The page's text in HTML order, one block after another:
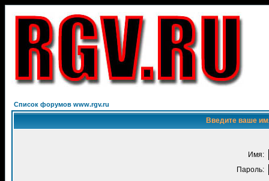
Список форумов www.rgv.ru
Введите ваше
Имя:
Пароль: